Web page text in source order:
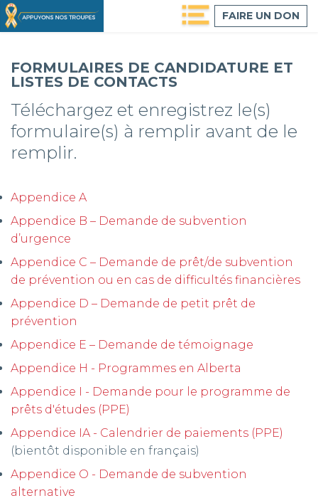
Passer
au
FAIRE UN DON
FORMULAIRES DE CANDIDATURE ET
LISTES DE CONTACTS
Téléchargez et enregistrez le(s)
formulaire(s) à remplir avant de le
remplir.
Appendice A
Appendice B – Demande de subvention
d’urgence
Appendice C – Demande de prêt/de subvention
de prévention ou en cas de difficultés financières
Appendice D – Demande de petit prêt de
prévention
Appendice E – Demande de témoignage
Appendice H - Programmes en Alberta
Appendice I - Demande pour le programme de
prêts d'études (PPE)
Appendice IA - Calendrier de paiements (PPE)
(bientôt disponible en français)
Appendice O - Demande de subvention
alternative